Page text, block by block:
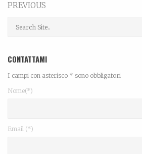
PREVIOUS
CONTATTAMI
I campi con asterisco * sono obbligatori
Nome(*)
Email (*)